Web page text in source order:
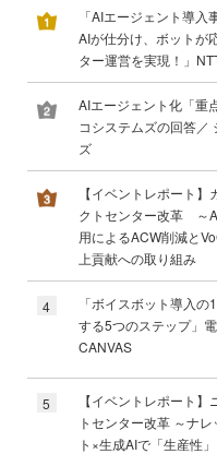
「AIエージェント導
AIが仕分け、ボットが
ター運営を実現！」
AIエージェント化「重
コシステムズの回答／
ズ
【イベントレポート】
クトセンター改革 ～
用によるACW削減と
上貢献への取り組み
4
「ボイスボット導入
する5つのステップ」
CANVAS
5
【イベントレポート】
トセンター改革 ～ナ
ト×生成AIで「生産性